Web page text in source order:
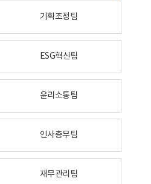
기획조정팀
ESG혁신팀
윤리소통팀
인사총무팀
재무관리팀